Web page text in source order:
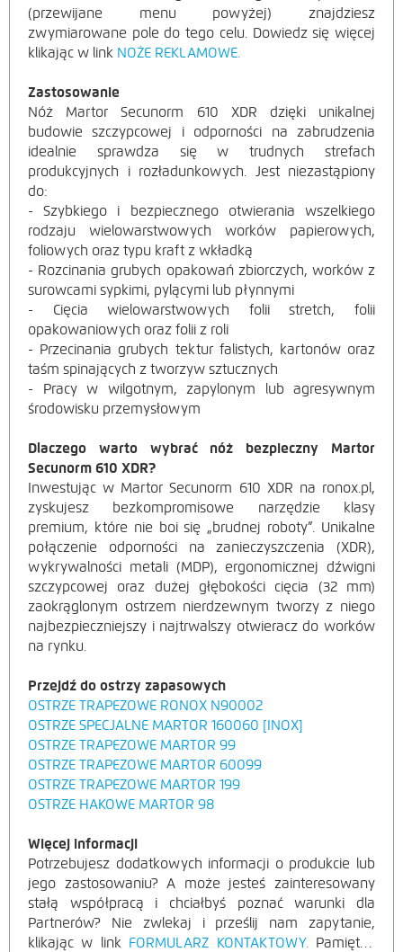
(przewijane menu powyżej) znajdziesz
zwymiarowane pole do tego celu. Dowiedz się więcej
klikając w link NOŻE REKLAMOWE.
Zastosowanie
Nóż Martor Secunorm 610 XDR dzięki unikalnej
budowie szczypcowej i odporności na zabrudzenia
idealnie sprawdza się w trudnych strefach
produkcyjnych i rozładunkowych. Jest niezastąpiony
do:
- Szybkiego i bezpiecznego otwierania wszelkiego
rodzaju wielowarstwowych worków papierowych,
foliowych oraz typu kraft z wkładką
- Rozcinania grubych opakowań zbiorczych, worków z
surowcami sypkimi, pylącymi lub płynnymi
- Cięcia wielowarstwowych folii stretch, folii
opakowaniowych oraz folii z roli
- Przecinania grubych tektur falistych, kartonów oraz
taśm spinających z tworzyw sztucznych
- Pracy w wilgotnym, zapylonym lub agresywnym
środowisku przemysłowym
Dlaczego warto wybrać nóż bezpieczny Martor
Secunorm 610 XDR?
Inwestując w Martor Secunorm 610 XDR na ronox.pl,
zyskujesz bezkompromisowe narzędzie klasy
premium, które nie boi się „brudnej roboty”. Unikalne
połączenie odporności na zanieczyszczenia (XDR),
wykrywalności metali (MDP), ergonomicznej dźwigni
szczypcowej oraz dużej głębokości cięcia (32 mm)
zaokrąglonym ostrzem nierdzewnym tworzy z niego
najbezpieczniejszy i najtrwalszy otwieracz do worków
na rynku.
Przejdź do ostrzy zapasowych
OSTRZE TRAPEZOWE RONOX N90002
OSTRZE SPECJALNE MARTOR 160060 [INOX]
OSTRZE TRAPEZOWE MARTOR 99
OSTRZE TRAPEZOWE MARTOR 60099
OSTRZE TRAPEZOWE MARTOR 199
OSTRZE HAKOWE MARTOR 98
Więcej informacji
Potrzebujesz dodatkowych informacji o produkcie lub
jego zastosowaniu? A może jesteś zainteresowany
stałą współpracą i chciałbyś poznać warunki dla
Partnerów? Nie zwlekaj i prześlij nam zapytanie,
klikając w link FORMULARZ KONTAKTOWY.Pamiętaj,